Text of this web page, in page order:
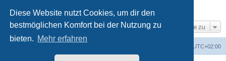
Diese Website nutzt Cookies, um dir den
bestmöglichen Komfort bei der Nutzung zu
bieten. Mehr erfahren
Gehe zu
UTC+02:00